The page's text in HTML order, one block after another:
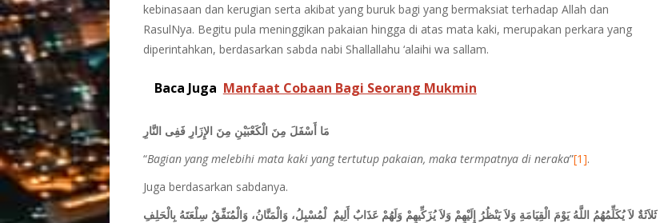
kebinasaan dan kerugian serta akibat yang buruk bagi yang bermaksiat terhadap Allah dan
RasulNya. Begitu pula meninggikan pakaian hingga di atas mata kaki, merupakan perkara yang
diperintahkan, berdasarkan sabda nabi Shallallahu ‘alaihi wa sallam.
Baca Juga Manfaat Cobaan Bagi Seorang Mukmin
مَا أَسْفَلَ مِنَ الْكَعْبَيْنِ مِنَ الإِزَارِ فَفِى النَّارِ
“Bagian yang melebihi mata kaki yang tertutup pakaian, maka termpatnya di neraka”[1].
Juga berdasarkan sabdanya.
ثَلاَثَةٌ لاَ يُكَلِّمُهُمُ اللَّهُ يَوْمَ الْقِيَامَةِ وَلاَ يَنْظُرُ إِلَيْهِمْ وَلاَ يُزَكِّيهِمْ وَلَهُمْ عَذَابٌ أَلِيمٌ ‏‏لْمُسْبِلُ، وَالْمَنَّانُ، وَالْمُنَفِّقُ سِلْعَتَهُ بِالْحَلِفِ